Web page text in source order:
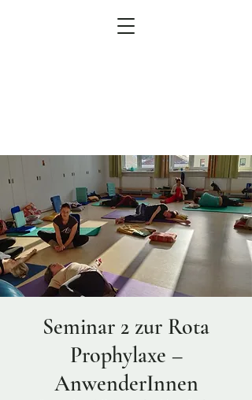
MEN
Ü
zum Veranstaltungskalender
Seminar 2 zur Rota
Prophylaxe –
AnwenderInnen